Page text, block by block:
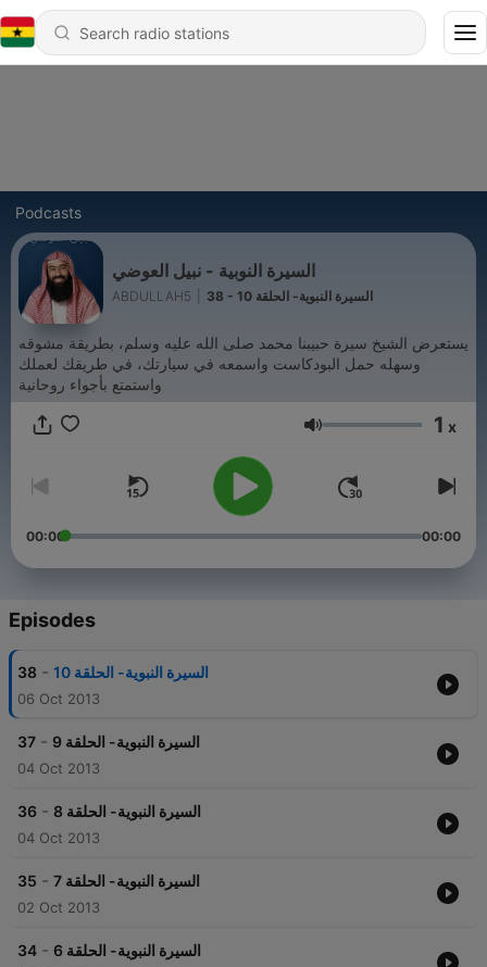
Podcasts
السيرة النوبية - نبيل العوضي
ABDULLAH5 38 - السيرة النبوية- الحلقة 10
يستعرض الشيخ سيرة حبيبنا محمد صلى الله عليه وسلم، بطريقة مشوقه
وسهله حمل البودكاست واسمعه في سيارتك، في طريقك لعملك
واستمتع بأجواء روحانية
Volume 1 x
00:00 00:00
Episodes
38 - السيرة النبوية- الحلقة 10
06 Oct 2013
37 - السيرة النبوية- الحلقة 9
04 Oct 2013
36 - السيرة النبوية- الحلقة 8
04 Oct 2013
35 - السيرة النبوية- الحلقة 7
02 Oct 2013
34 - السيرة النبوية- الحلقة 6